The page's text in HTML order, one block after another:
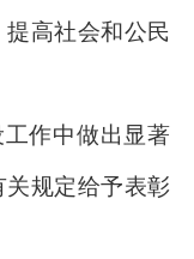
高社会和公民
作中做出显著
关规定给予表彰